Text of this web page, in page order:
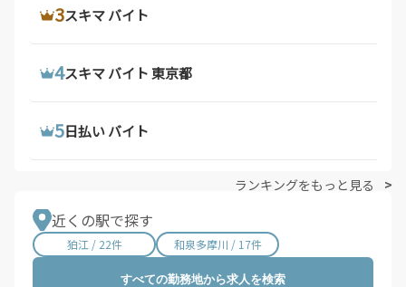
3ウーバーイーツ バイト 東京都
4ウーバーイーツ 配達員 大阪府
5ウーバーイーツ 求人
3軽 貨物 求人
4配達 バイト
5トラック 運転 手 求人
3スキマ バイト
4スキマ バイト 東京都
5日払い バイト
ランキングをもっと見る
近くの駅で探す
狛江 / 22件 和泉多摩川 / 17件
すべての勤務地から求人を検索